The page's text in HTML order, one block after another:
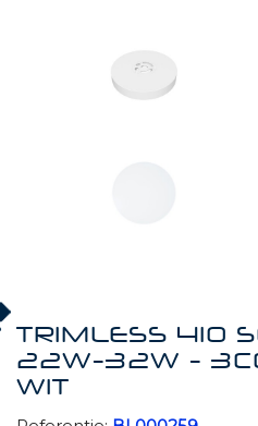
TRIMLESS 410
22W-32W -
WIT